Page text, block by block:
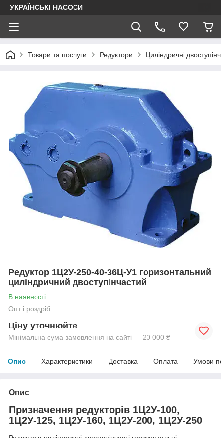
УКРАЇНСЬКІ НАСОСИ
Товари та послуги Редуктори Циліндричні
Редуктор 1Ц2У-250-40-36Ц-У1 горизонтальний
циліндричний двоступінчастий
В наявності
Опт і роздріб
Ціну уточнюйте
Мінімальна сума замовлення на сайті — 20 000 ₴
Опис Характеристики Доставка Оплата Умови
Опис
Призначення редукторів 1Ц2У-100,
1Ц2У-125, 1Ц2У-160, 1Ц2У-200, 1Ц2У-250